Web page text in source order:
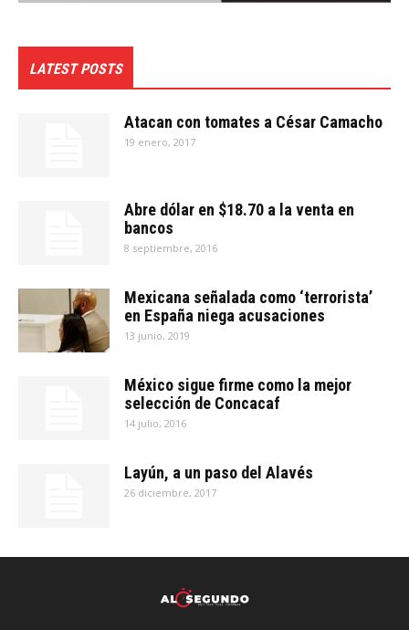
LATEST POSTS
Atacan con tomates a César Camacho
19 enero, 2017
Abre dólar en $18.70 a la venta en
bancos
8 septiembre, 2016
Mexicana señalada como ‘terrorista’
en España niega acusaciones
13 junio, 2019
México sigue firme como la mejor
selección de Concacaf
14 julio, 2016
Layún, a un paso del Alavés
26 diciembre, 2017